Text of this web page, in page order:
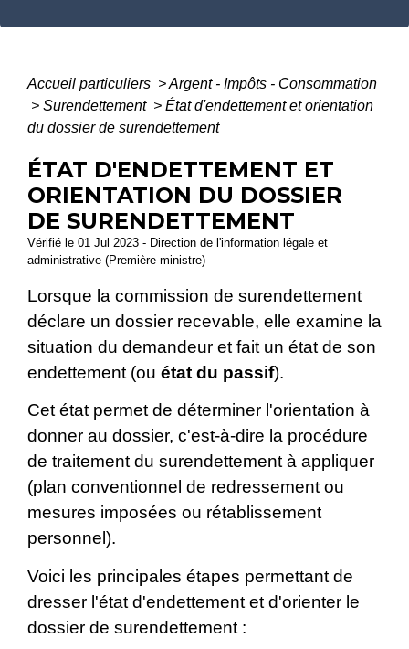
Accueil particuliers >Argent - Impôts - Consommation
> Surendettement > État d'endettement et orientation
du dossier de surendettement
ÉTAT D'ENDETTEMENT ET
ORIENTATION DU DOSSIER
DE SURENDETTEMENT
Vérifié le 01 Jul 2023 - Direction de l'information légale et
administrative (Première ministre)
Lorsque la commission de surendettement
déclare un dossier recevable, elle examine la
situation du demandeur et fait un état de son
endettement (ou état du passif).
Cet état permet de déterminer l'orientation à
donner au dossier, c'est-à-dire la procédure
de traitement du surendettement à appliquer
(plan conventionnel de redressement ou
mesures imposées ou rétablissement
personnel).
Voici les principales étapes permettant de
dresser l'état d'endettement et d'orienter le
dossier de surendettement :